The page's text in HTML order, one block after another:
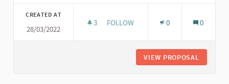
CREATED AT
28/03/2022
3 3 FOLLOWERS
FOLLOW 0 0
VIEW PROPOSAL